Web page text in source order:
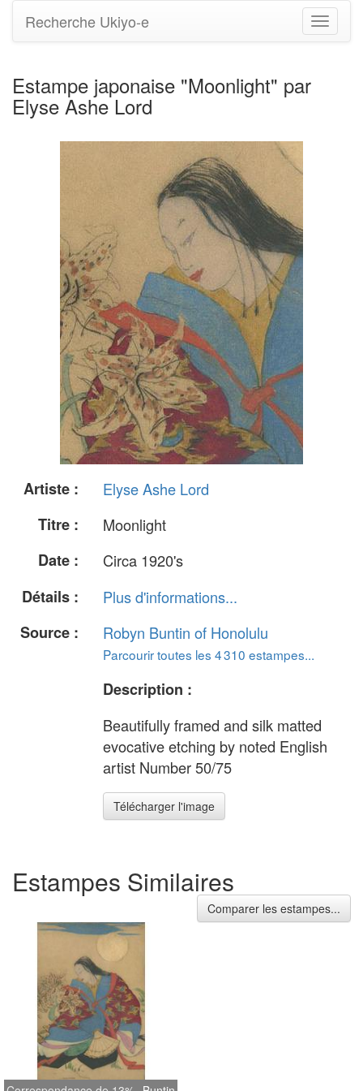
Basculer
la
Recherche Ukiyo-e
Estampe japonaise "Moonlight" par
Elyse Ashe Lord
Artiste :
Elyse Ashe Lord
Titre :
Moonlight
Date :
Circa 1920's
Détails :
Plus d'informations...
Source :
Robyn Buntin of Honolulu
Parcourir toutes les 4 310 estampes...
Description :
Beautifully framed and silk matted
evocative etching by noted English
artist Number 50/75
Télécharger l'image
Estampes Similaires
Comparer les estampes...